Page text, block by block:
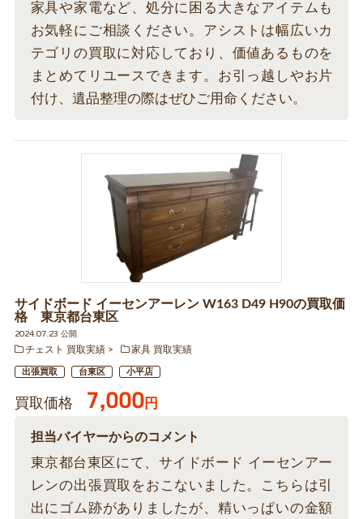
家具や家電など、処分に困る大きなアイテムも
お気軽にご相談ください。アシストは幅広いカ
テゴリの買取に対応しており、価値あるものを
まとめてリユースできます。お引っ越しやお片
付け、遺品整理の際はぜひご用命ください。
サイドボード イーセンアーレン W163 D49 H90の買取価
格 東京都台東区
2024.07.23 公開
チェスト 買取実績
家具 買取実績
出張買取 台東区 小平店
買取価格 7,000円
担当バイヤーからのコメント
東京都台東区にて、サイドボード イーセンアー
レンの出張買取をおこないました。こちらは引
出にゴム跡がありましたが、精いっぱいの金額